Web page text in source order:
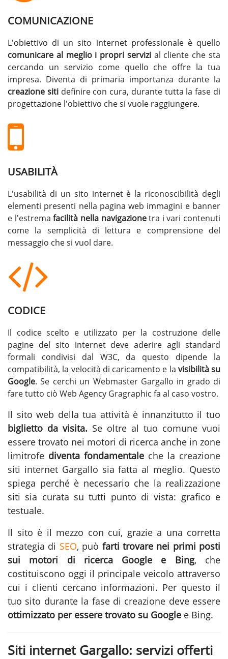
COMUNICAZIONE
L'obiettivo di un sito internet professionale è quello
comunicare al meglio i propri servizial cliente che sta
cercando un servizio come quello che offre la tua
impresa. Diventa di primaria importanza durante la
creazione sitidefinire con cura, durante tutta la fase di
progettazione l'obiettivo che si vuole raggiungere.
USABILITÀ
L'usabilità di un sito internet è la riconoscibilità degli
elementi presenti nella pagina web immagini e banner
e l'estremafacilità nella navigazionetra i vari contenuti
come la semplicità di lettura e comprensione del
messaggio che si vuol dare.
CODICE
Il codice scelto e utilizzato per la costruzione delle
pagine del sito internet deve aderire agli standard
formali condivisi dal W3C, da questo dipende la
compatibilità, la velocità di caricamento e la visibilità su
Google. Se cerchi un Webmaster Gargallo in grado di
fare tutto ciò Web Agency Gragraphic fa al caso vostro.
Il sito web della tua attività è innanzitutto il tuo
biglietto da visita. Se oltre al tuo comune vuoi
essere trovato nei motori di ricerca anche in zone
limitrofe diventa fondamentale che la creazione
siti internet Gargallo sia fatta al meglio. Questo
spiega perché è necessario che la realizzazione
siti sia curata su tutti punto di vista: grafico e
testuale.
Il sito è il mezzo con cui, grazie a una corretta
strategia di SEO, può farti trovare nei primi posti
sui motori di ricerca Google e Bing, che
costituiscono oggi il principale veicolo attraverso
cui i clienti cercano informazioni. Per questo il
tuo sito durante la fase di creazione deve essere
ottimizzato per essere trovato su Google e Bing.
Siti internet Gargallo: servizi offerti